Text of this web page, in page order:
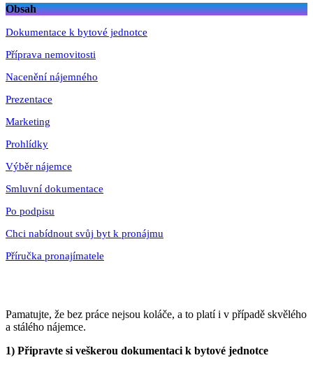
Obsah
Dokumentace k bytové jednotce
Příprava nemovitosti
Nacenění nájemného
Prezentace
Marketing
Prohlídky
Výběr nájemce
Smluvní dokumentace
Po podpisu
Chci nabídnout svůj byt k pronájmu
Příručka pronajímatele
Pamatujte, že bez práce nejsou koláče, a to platí i v případě skvělého
a stálého nájemce.
1) Připravte si veškerou dokumentaci k bytové jednotce